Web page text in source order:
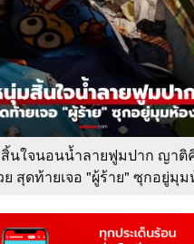
นใจนอนน้ำลายฟูมปาก ญาติ
ย สุดท้ายเจอ "ผู้ร้าย" ซุกอยู่มุม